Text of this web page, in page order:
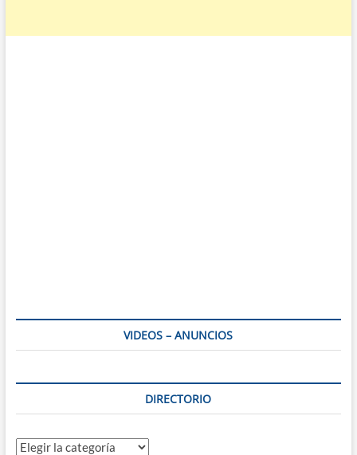
VIDEOS – ANUNCIOS
DIRECTORIO
Directorio